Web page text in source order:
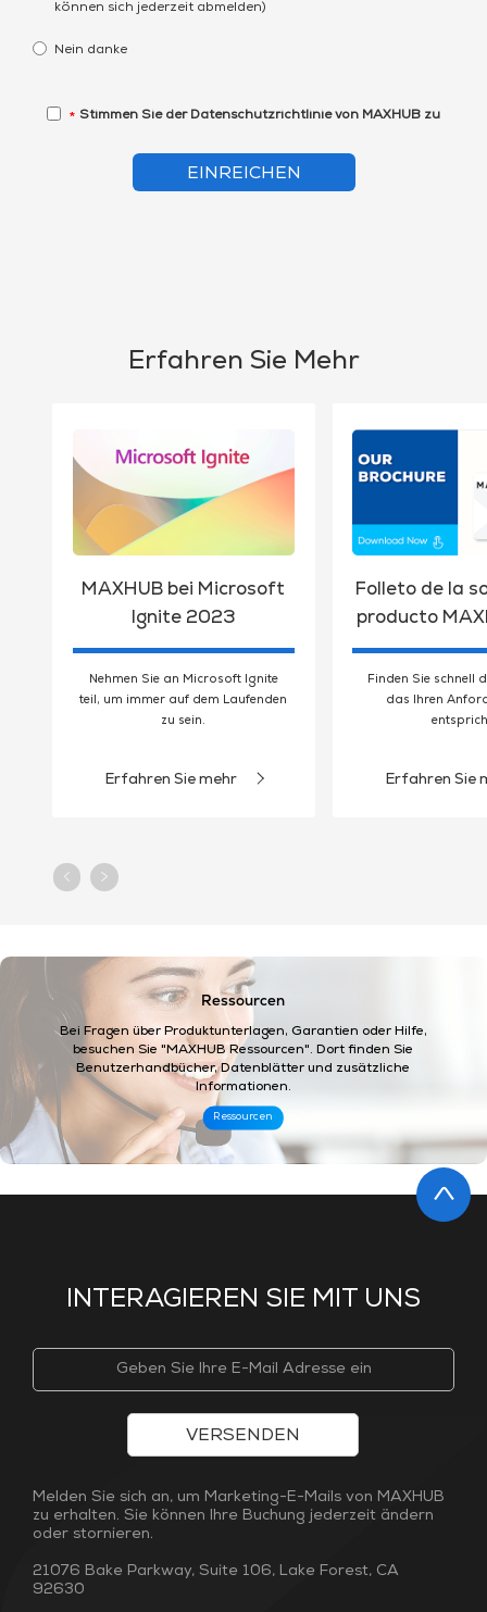
können sich jederzeit abmelden)
Nein danke
* Stimmen Sie der Datenschutzrichtlinie von MAXHUB zu
EINREICHEN
Erfahren Sie Mehr
MAXHUB bei Microsoft
Ignite 2023
Nehmen Sie an Microsoft Ignite
teil, um immer auf dem Laufenden
zu sein.
Erfahren Sie mehr
Folleto de la
producto
Finden Sie schnell
das Ihren
Erfahren Sie
Ressourcen
Bei Fragen über Produktunterlagen, Garantien oder Hilfe,
besuchen Sie "MAXHUB Ressourcen". Dort finden Sie
Benutzerhandbücher, Datenblätter und zusätzliche
Informationen. ​
Ressourcen
INTERAGIEREN SIE MIT UNS
VERSENDEN
Melden Sie sich an, um Marketing-E-Mails von MAXHUB
zu erhalten. Sie können Ihre Buchung jederzeit ändern
oder stornieren.
21076 Bake Parkway, Suite 106, Lake Forest, CA
92630